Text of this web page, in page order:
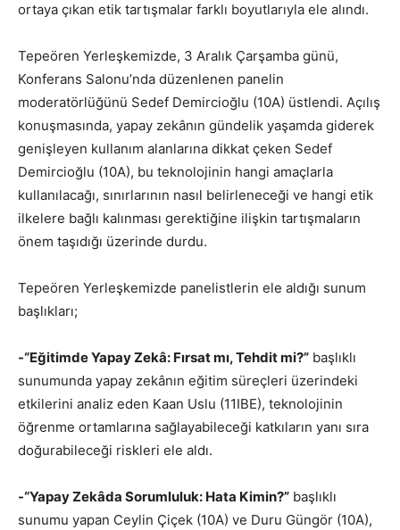
ortaya çıkan etik tartışmalar farklı boyutlarıyla ele alındı.
Tepeören Yerleşkemizde, 3 Aralık Çarşamba günü,
Konferans Salonu’nda düzenlenen panelin
moderatörlüğünü Sedef Demircioğlu (10A) üstlendi. Açılış
konuşmasında, yapay zekânın gündelik yaşamda giderek
genişleyen kullanım alanlarına dikkat çeken Sedef
Demircioğlu (10A), bu teknolojinin hangi amaçlarla
kullanılacağı, sınırlarının nasıl belirleneceği ve hangi etik
ilkelere bağlı kalınması gerektiğine ilişkin tartışmaların
önem taşıdığı üzerinde durdu.
Tepeören Yerleşkemizde panelistlerin ele aldığı sunum
başlıkları;
-“Eğitimde Yapay Zekâ: Fırsat mı, Tehdit mi?” başlıklı
sunumunda yapay zekânın eğitim süreçleri üzerindeki
etkilerini analiz eden Kaan Uslu (11IBE), teknolojinin
öğrenme ortamlarına sağlayabileceği katkıların yanı sıra
doğurabileceği riskleri ele aldı.
-“Yapay Zekâda Sorumluluk: Hata Kimin?” başlıklı
sunumu yapan Ceylin Çiçek (10A) ve Duru Güngör (10A),